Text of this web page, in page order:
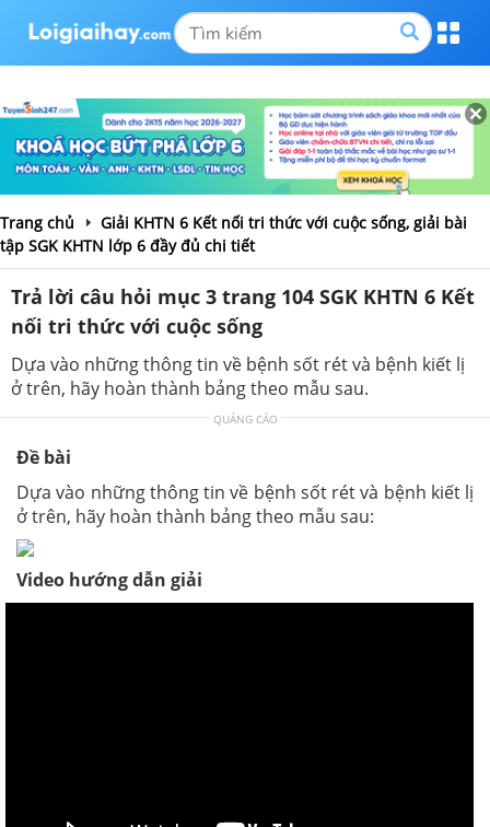
Trang chủ
Giải KHTN 6 Kết nối tri thức với cuộc sống, giải bài
tập SGK KHTN lớp 6 đầy đủ chi tiết
Trả lời câu hỏi mục 3 trang 104 SGK KHTN 6 Kết
nối tri thức với cuộc sống
Dựa vào những thông tin về bệnh sốt rét và bệnh kiết lị
ở trên, hãy hoàn thành bảng theo mẫu sau.
QUẢNG CÁO
Đề bài
Dựa vào những thông tin về bệnh sốt rét và bệnh kiết lị
ở trên, hãy hoàn thành bảng theo mẫu sau:
Video hướng dẫn giải